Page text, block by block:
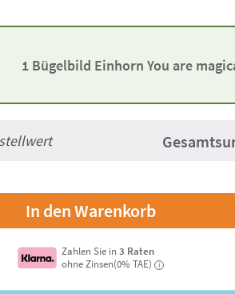
1 Bügelbild Einhorn You are
Zahlen Sie in3 Raten
ohne Zinsen(0% TAE)
i